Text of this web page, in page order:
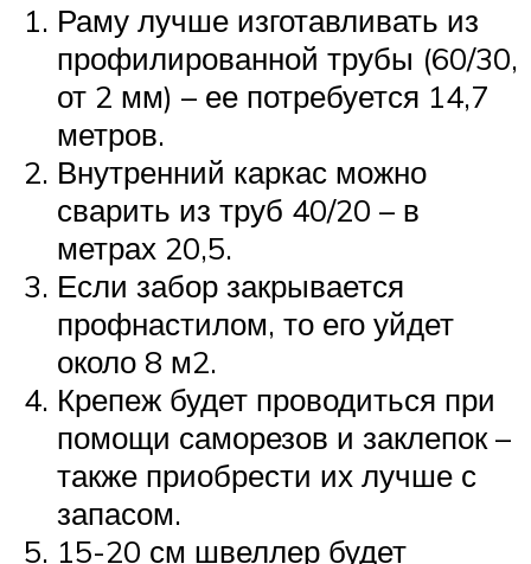
Раму лучше изготавливать из
профилированной трубы (60/30,
от 2 мм) – ее потребуется 14,7
метров.
Внутренний каркас можно
сварить из труб 40/20 – в
метрах 20,5.
Если забор закрывается
профнастилом, то его уйдет
около 8 м2.
Крепеж будет проводиться при
помощи саморезов и заклепок –
также приобрести их лучше с
запасом.
15-20 см швеллер будет